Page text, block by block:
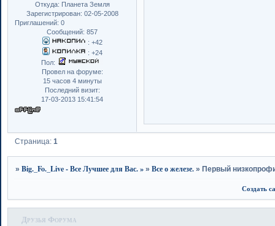
Откуда: Планета Земля
Зарегистрирован: 02-05-2008
Приглашений: 0
Сообщений: 857
: +42
: +24
Пол:
Провел на форуме:
15 часов 4 минуты
Последний визит:
17-03-2013 15:41:54
Страница:1
»Big._Fo._Live - Все Лучшее для Вас. » »Все о железе. » Первый
Создать
Друзья Форума